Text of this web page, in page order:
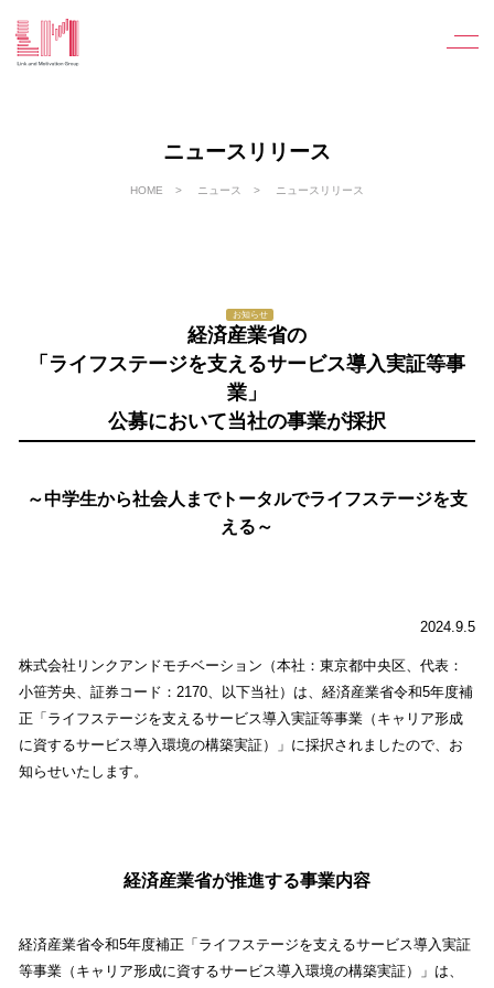
ニュースリリース
HOME ニュース ニュースリリース
お知らせ
経済産業省の
「ライフステージを支えるサービス導入実証等事
業」
公募において当社の事業が採択
～中学生から社会人までトータルでライフステージを支
える～
2024.9.5
株式会社リンクアンドモチベーション（本社：東京都中央区、代表：
小笹芳央、証券コード：2170、以下当社）は、経済産業省令和5年度補
正「ライフステージを支えるサービス導入実証等事業（キャリア形成
に資するサービス導入環境の構築実証）」に採択されましたので、お
知らせいたします。
経済産業省が推進する事業内容
経済産業省令和5年度補正「ライフステージを支えるサービス導入実証
等事業（キャリア形成に資するサービス導入環境の構築実証）」は、